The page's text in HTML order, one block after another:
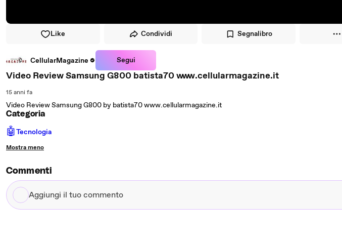
Like Condividi Segnalibro
CellularMagazine Segui
Video Review Samsung G800 batista70 www.cellularmagazine.it
15 anni fa
Video Review Samsung G800 by batista70 www.cellularmagazine.it
Categoria
🤖Tecnologia
Mostra meno
Commenti
Aggiungi
il